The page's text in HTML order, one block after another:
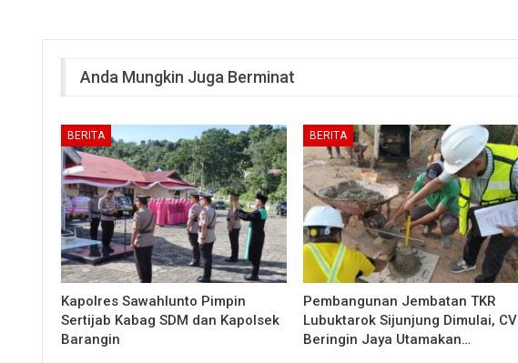
Anda Mungkin Juga Berminat
BERITA
Kapolres Sawahlunto Pimpin
Sertijab Kabag SDM dan Kapolsek
Barangin
BERITA
Pembangunan Jembatan TKR
Lubuktarok Sijunjung Dimulai, CV
Beringin Jaya Utamakan…